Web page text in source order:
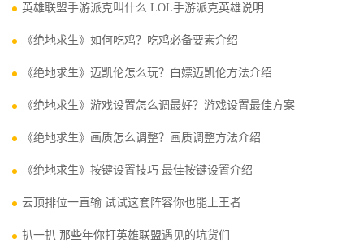
英雄联盟手游派克叫什么 LOL手游派克英雄说明
《绝地求生》如何吃鸡？吃鸡必备要素介绍
《绝地求生》迈凯伦怎么玩？白嫖迈凯伦方法介绍
《绝地求生》游戏设置怎么调最好？游戏设置最佳方案
《绝地求生》画质怎么调整？画质调整方法介绍
《绝地求生》按键设置技巧 最佳按键设置介绍
云顶排位一直输 试试这套阵容你也能上王者
扒一扒 那些年你打英雄联盟遇见的坑货们